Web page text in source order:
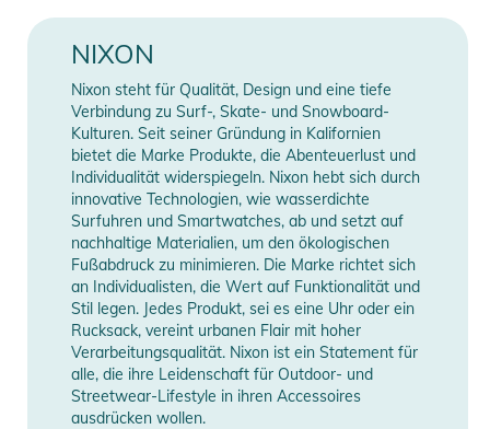
Sicherheitshinweise
Gebrauchsanweisungen, Sicherheitshinweise und Warnungen
finden Sie direkt am Produkt.
Material
83% Polyacryl, 15% Wolle,
2% Elastan
Style Cap
Manufacturer
Information
Herstellerangaben
anzeigen
NIXON
Nixon steht für Qualität, Design und eine tiefe
Verbindung zu Surf-, Skate- und Snowboard-
Kulturen. Seit seiner Gründung in Kalifornien
bietet die Marke Produkte, die Abenteuerlust und
Individualität widerspiegeln. Nixon hebt sich durch
innovative Technologien, wie wasserdichte
Surfuhren und Smartwatches, ab und setzt auf
nachhaltige Materialien, um den ökologischen
Fußabdruck zu minimieren. Die Marke richtet sich
an Individualisten, die Wert auf Funktionalität und
Stil legen. Jedes Produkt, sei es eine Uhr oder ein
Rucksack, vereint urbanen Flair mit hoher
Verarbeitungsqualität. Nixon ist ein Statement für
alle, die ihre Leidenschaft für Outdoor- und
Streetwear-Lifestyle in ihren Accessoires
ausdrücken wollen.